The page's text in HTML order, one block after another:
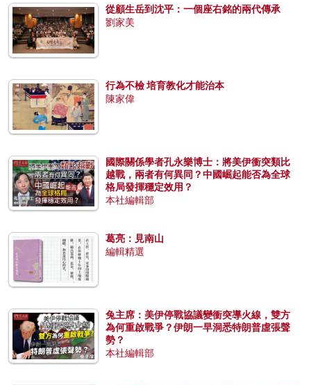
從顧生岳到沈平：一個座右銘的兩代傳承
劉家美
行為不檢 培育教化才能治本
陳家偉
國際關係學者孔永樂博士：將美伊衝突類比
越戰，兩者有何異同？中國崛起能否為全球
格局發揮穩定效用？
本社編輯部
葛亮：見南山
編輯精選
兔主席：美伊停戰協議變衝突導火線，雙方
為何重啟戰爭？伊朗一早洞悉特朗普虛張聲
勢？
本社編輯部